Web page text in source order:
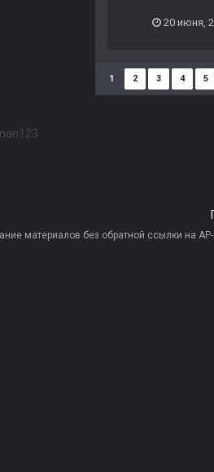
20 июня,
1 2 3 4 5
материалов без обратной ссылки на